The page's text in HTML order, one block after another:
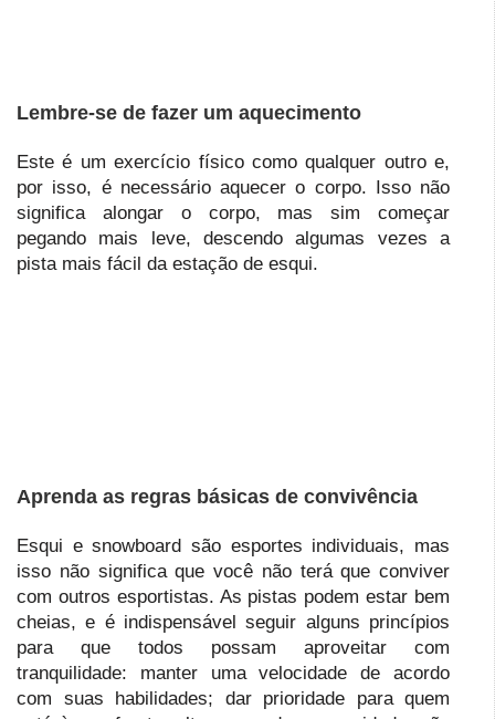
Lembre-se de fazer um aquecimento
Este é um exercício físico como qualquer outro e,
por isso, é necessário aquecer o corpo. Isso não
significa alongar o corpo, mas sim começar
pegando mais leve, descendo algumas vezes a
pista mais fácil da estação de esqui.
Aprenda as regras básicas de convivência
Esqui e snowboard são esportes individuais, mas
isso não significa que você não terá que conviver
com outros esportistas. As pistas podem estar bem
cheias, e é indispensável seguir alguns princípios
para que todos possam aproveitar com
tranquilidade: manter uma velocidade de acordo
com suas habilidades; dar prioridade para quem